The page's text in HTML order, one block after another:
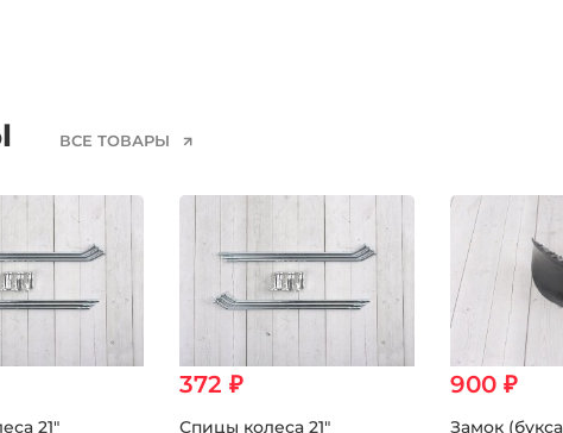
ВСЕ ТОВАРЫ
21"
372 ₽
Спицы колеса 21"
900 ₽
Замок